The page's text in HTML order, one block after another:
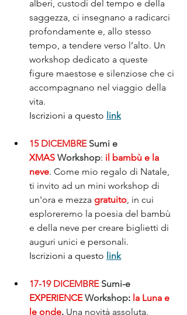
alberi, custodi del tempo e della
saggezza, ci insegnano a radicarci
profondamente e, allo stesso
tempo, a tendere verso l’alto. Un
workshop dedicato a queste
figure maestose e silenziose che ci
accompagnano nel viaggio della
vita.
Iscrizioni a questo link
15 DICEMBRE Sumi e
XMAS Workshop: il bambù e la
neve. Come mio regalo di Natale,
ti invito ad un mini workshop di
un'ora e mezza gratuito , in cui
esploreremo la poesia del bambù
e della neve per creare biglietti di
auguri unici e personali.
Iscrizioni a questo link
17-19 DICEMBRE Sumi-e
EXPERIENCE Workshop: la Luna e
le onde. Una novità assoluta.